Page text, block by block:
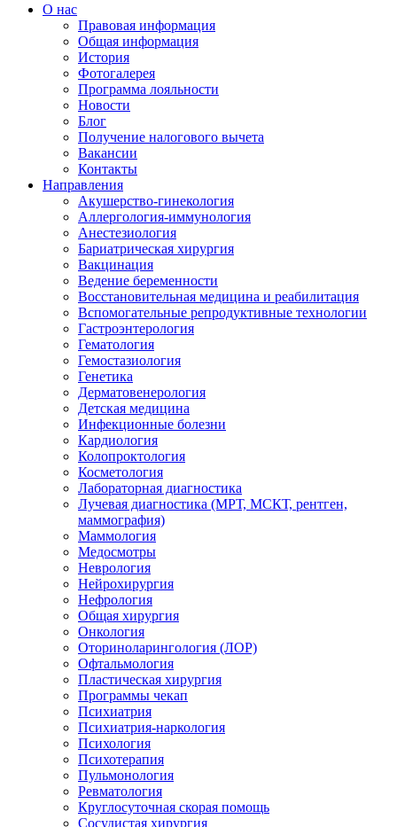
О нас
Правовая информация
Общая информация
История
Фотогалерея
Программа лояльности
Новости
Блог
Получение налогового вычета
Вакансии
Контакты
Направления
Акушерство-гинекология
Аллергология-иммунология
Анестезиология
Бариатрическая хирургия
Вакцинация
Ведение беременности
Восстановительная медицина и реабилитация
Вспомогательные репродуктивные технологии
Гастроэнтерология
Гематология
Гемостазиология
Генетика
Дерматовенерология
Детская медицина
Инфекционные болезни
Кардиология
Колопроктология
Косметология
Лабораторная диагностика
Лучевая диагностика (МРТ, МСКТ, рентген,
маммография)
Маммология
Медосмотры
Неврология
Нейрохирургия
Нефрология
Общая хирургия
Онкология
Оториноларингология (ЛОР)
Офтальмология
Пластическая хирургия
Программы чекап
Психиатрия
Психиатрия-наркология
Психология
Психотерапия
Пульмонология
Ревматология
Круглосуточная скорая помощь
Сосудистая хирургия